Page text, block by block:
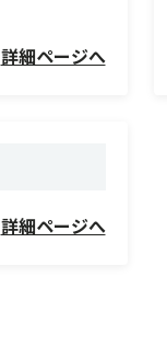
詳細ページへ
詳細ページへ